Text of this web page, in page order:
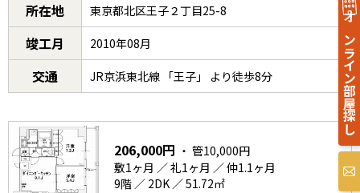
所在地 東京都北区王子２丁目25-8
竣工月 2010年08月
交通 JR京浜東北線 「王子」 より徒歩8分
206,000円 ・ 管10,000円
敷1ヶ月 ／ 礼1ヶ月 ／ 仲1.1ヶ月
9階 ／ 2DK ／ 51.72㎡
オンライン部屋探し